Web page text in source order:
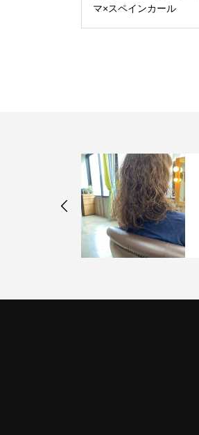
マ×スペインカール